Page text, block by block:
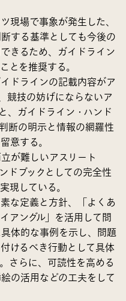
現場で事象が発生した、
する基準としても今後の
きるため、ガイドライン
とを推奨する。
ドラインの記載内容がア
競技の妨げにならないア
、ガイドライン・ハンド
断の明示と情報の網羅性
意する。
が難しいアスリート
ドブックとしての完全性
現している。
な定義と方針、「よくあ
アングル」を活用して問
体的な事例を示し、問題
けるべき行動として具体
さらに、可読性を高める
の活用などの工夫をして